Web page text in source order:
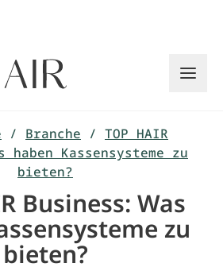
/ Branche / TOP HAIR
haben Kassensysteme zu
bieten?
Business: Was
zu
bieten?